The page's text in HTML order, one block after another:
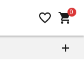
favorite_border 0
shopping_cart